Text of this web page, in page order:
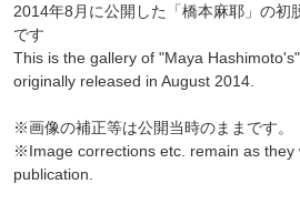
2014年8月に公開した「橋本麻耶」の初
です
This is the gallery of "Maya
originally released in August 2014.
※画像の補正等は公開当時のままです。
※Image corrections etc. remain as they
publication.